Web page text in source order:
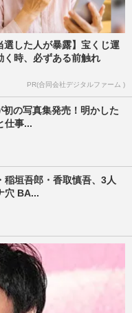
選した人が暴露】宝くじ運
く時、必ずある前触れ
PR(合同会社デジタルファーム )
初の写真集発売！明かした
仕事...
稲垣吾郎・香取慎吾、3人
穴 BA...